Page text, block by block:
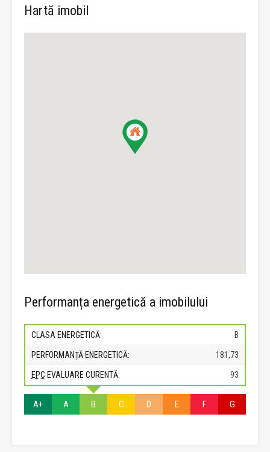
Hartă imobil
Performanța energetică a imobilului
CLASA ENERGETICĂ: B
PERFORMANȚĂ ENERGETICĂ: 181,73
EPC EVALUARE CURENTĂ: 93
A+ A B C D E F G